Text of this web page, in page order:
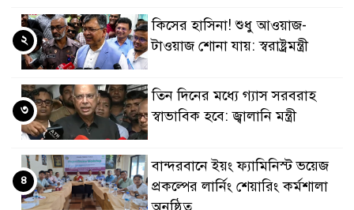
কিসের হাসিনা! শুধু আওয়াজ-
টাওয়াজ শোনা যায়: স্বরাষ্ট্রমন্ত্রী
২
তিন দিনের মধ্যে গ্যাস সরবরাহ
স্বাভাবিক হবে: জ্বালানি মন্ত্রী
৩
বান্দরবানে ইয়ং ফ্যামিনিস্ট ভয়েজ
প্রকল্পের লার্নিং শেয়ারিং কর্মশালা
৪